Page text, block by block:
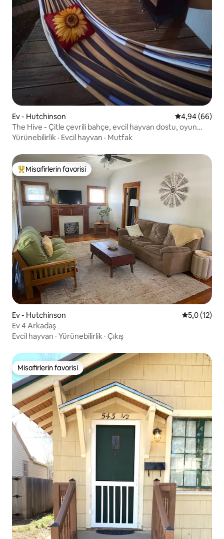
Ev - Hutchinson 5 üzerinden
4,94 (66)
The Hive - Çitle çevrili bahçe, evcil hayvan dostu, oyun
kulübesi
Yürünebilirlik · Evcil hayvan · Mutfak
Misafirlerin favorilerinden en beğenilenler arasında
Misafirlerin favorisi
Ev - Hutchinson 55,0 (12)
Ev 4 Arkadaş
Evcil hayvan · Yürünebilirlik · Çıkış
Misafirlerin favorisi
Misafirlerin favorisi